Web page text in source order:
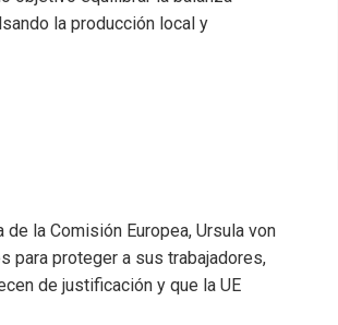
la producción local y
la Comisión Europea, Ursula von
para proteger a sus trabajadores,
de justificación y que la UE